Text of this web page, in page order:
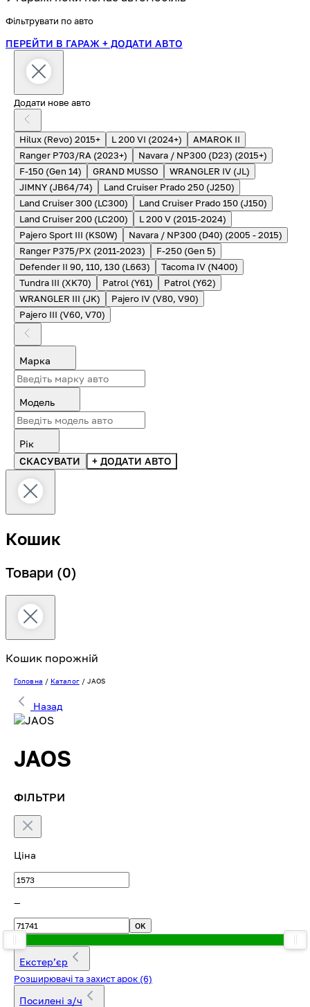
Фільтрувати по авто
ПЕРЕЙТИ В ГАРАЖ + ДОДАТИ АВТО
Додати нове авто
Hilux (Revo) 2015+ L 200 VI (2024+)
AMAROK II
Ranger P703/RA (2023+)
Navara / NP300 (D23) (2015+)
F-150 (Gen 14)
GRAND MUSSO
WRANGLER IV (JL)
JIMNY (JB64/74)
Land Cruiser Prado 250 (J250)
Land Cruiser 300 (LC300)
Land Cruiser Prado 150 (J150)
Land Cruiser 200 (LC200)
L 200 V (2015-2024)
Pajero Sport III (KS0W)
Navara / NP300 (D40) (2005 - 2015)
Ranger P375/PX (2011-2023)
F-250 (Gen 5)
Defender II 90, 110, 130 (L663)
Tacoma IV (N400)
Tundra III (XK70)
Patrol (Y61)
Patrol (Y62)
WRANGLER III (JK)
Pajero IV (V80, V90)
Pajero III (V60, V70)
Марка
Модель
Рік
СКАСУВАТИ
+ ДОДАТИ АВТО
Кошик
Товари (0)
Кошик порожній
Головна / Каталог/JAOS
Назад
JAOS
ФІЛЬТРИ
Ціна
—
OK
Екстерʼєр
Розширювачі та захист арок (6)
Посилені з/ч